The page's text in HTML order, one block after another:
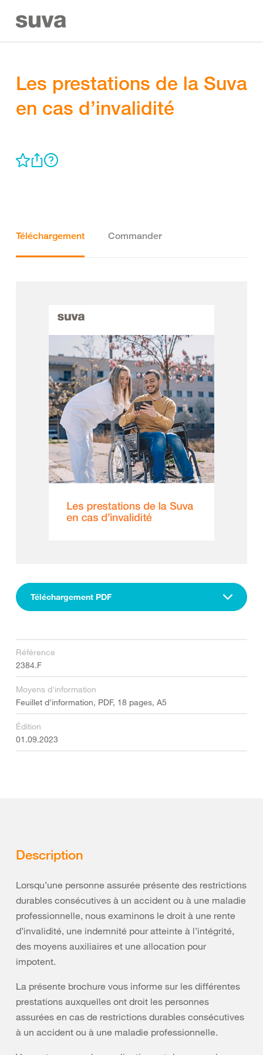
Les prestations de la Suva
en cas d’invalidité
Téléchargement Commander
Téléchargement PDF
Référence
2384.F
Moyens d'information
Feuillet d'information, PDF, 18 pages, A5
Édition
01.09.2023
Description
Lorsqu’une personne assurée présente des restrictions
durables consécutives à un accident ou à une maladie
professionnelle, nous examinons le droit à une rente
d’invalidité, une indemnité pour atteinte à l’intégrité,
des moyens auxiliaires et une allocation pour
impotent.
La présente brochure vous informe sur les différentes
prestations auxquelles ont droit les personnes
assurées en cas de restrictions durables consécutives
à un accident ou à une maladie professionnelle.